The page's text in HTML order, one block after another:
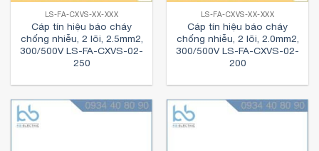
LS-FA-CXVS-XX-XXX
Cáp tín hiệu báo cháy
chống nhiễu, 2 lõi, 2.5mm2,
300/500V LS-FA-CXVS-02-
250
LS-FA-CXVS-XX-XXX
Cáp tín hiệu báo cháy
chống nhiễu, 2 lõi, 2.0mm2,
300/500V LS-FA-CXVS-02-
200